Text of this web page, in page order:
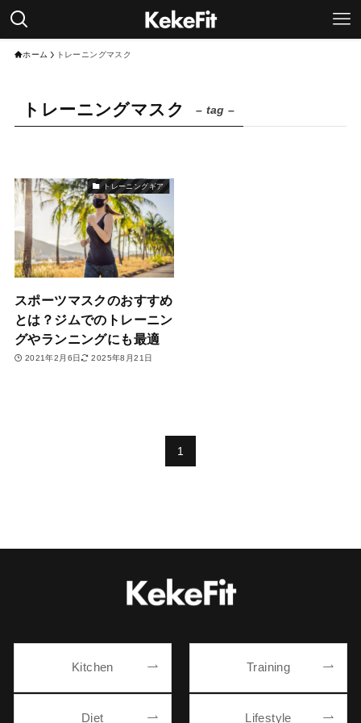
ホーム トレーニングマスク
トレーニングマスク – tag –
トレーニングギア
スポーツマスクのおすすめ
とは？ジムでのトレーニン
グやランニングにも最適
2021年2月6日 2025年8月21日
1
Kitchen Training
Diet Lifestyle